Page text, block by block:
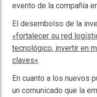
evento de la compañía
El desembolso de la
«fortalecer su red
tecnológico, invertir en
claves».
En cuanto a los nuevos
un comunicado que la